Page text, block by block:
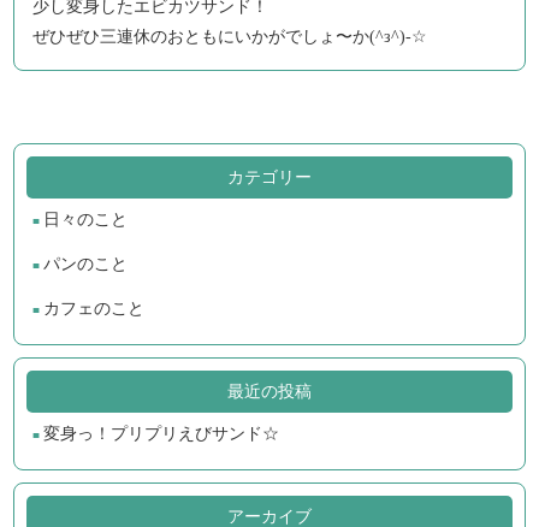
少し変身したエビカツサンド！
ぜひぜひ三連休のおともにいかがでしょ〜か(^з^)-☆
カテゴリー
日々のこと
パンのこと
カフェのこと
最近の投稿
変身っ！プリプリえびサンド☆
アーカイブ